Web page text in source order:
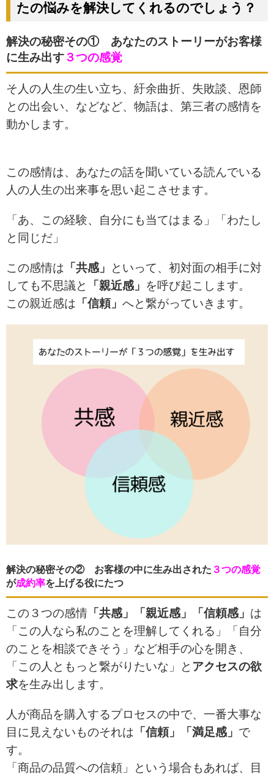
たの悩みを解決してくれるのでしょう？
解決の秘密その① あなたのストーリーがお客様
に生み出す３つの感覚
そ人の人生の生い立ち、紆余曲折、失敗談、恩師
との出会い、などなど、 物語は、第三者の感情を
動かします。
この感情は、あなたの話を聞いている読んでいる
人の人生の出来事を思い起こさせます。
「あ、この経験、自分にも当てはまる」「わたし
と同じだ」
この感情は 「共感」
といって、初対面の相手に対
しても不思議と
「親近感」 を呼び起こします。
この親近感は 「信頼」 へと繋がっていきます。
解決の秘密その② お客様の中に生み出された ３つの感覚
が成約率を上げる役にたつ
この３つの感情 「共感」「親近感」「信頼感」 は
「この人なら私のことを理解してくれる」「自分
のことを相談できそう」など相手の心を開き、
「この人ともっと繋がりたいな」と アクセスの欲
求を生み出します。
人が商品を購入するプロセスの中で、一番大事な
目に見えないものそれは 「信頼」「満足感」 で
す。
「商品の品質への信頼」という場合もあれば、目